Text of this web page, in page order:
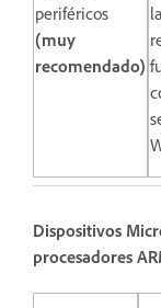
periféricos
(muy
recomendado)
Dispositivos
procesadores